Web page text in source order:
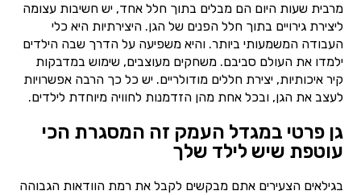
מרבית שעות היום הם מבלים בתוך חלל אחד, יש חשיבות עצומה
ליצירת גירויים בתוך חלל הפנים של הגן. היצירתיות היא כלי
העבודה המשמעותי ביותר. והיא משפיעה על הדרך שבה הילדים
ילמדו את העולם סביבם. משחקים מעוצבים, שימוש במדבקות
קיר איכותיות, יצירת חללים מודולריים. יש כל כך הרבה אפשרויות
לעצב את הגן, ובכל אחת מהן הזדמנות לחוויה מיוחדת לילדים.
גן פרטי במגדל העמק זה המסגרת הכי
עוטפת שיש לילד שלך
בגילאים הצעירים אתם מבקשים לקבל את רמת הוודאות הגבוהה